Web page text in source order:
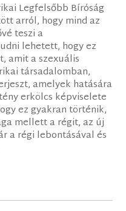
Legfelsőbb Bíróság
arról, hogy mind az
teszi a
lehetett, hogy ez
amit a szexuális
társadalomban,
amelyek hatására
erkölcs képviselete
ez gyakran történik,
mellett a régit, az új
a régi lebontásával és